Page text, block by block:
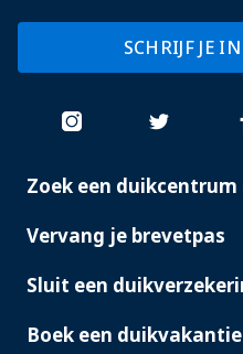
SCHRIJF JE
PADI
Zoek een
Vervang je brevetpas
Sluit een
Boek een duikvakantie